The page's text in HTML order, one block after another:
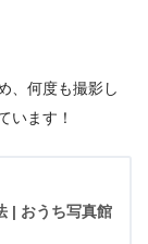
、何度も撮影し
います！
| おうち写真館